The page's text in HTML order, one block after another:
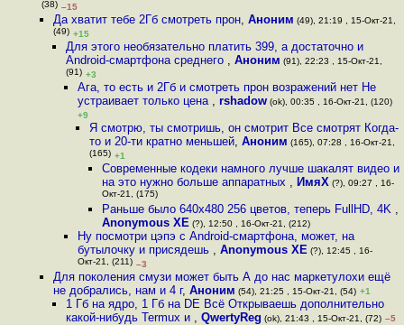
(38) –15
Да хватит тебе 2Гб смотреть прон,Аноним (49), 21:19 , 15-Окт-21,
(49) +15
Для этого необязательно платить 399, а достаточно и
Android-смартфона среднего , Аноним (91), 22:23 , 15-Окт-21,
(91) +3
Ага, то есть и 2Гб и смотреть прон возражений нет Не
устраивает только цена , rshadow(ok), 00:35 , 16-Окт-21, (120)
+9
Я смотрю, ты смотришь, он смотрит Все смотрят Когда-
то и 20-ти кратно меньшей,Аноним (165), 07:28 , 16-Окт-21,
(165) +1
Современные кодеки намного лучше шакалят видео и
на это нужно больше аппаратных , ИмяХ (?), 09:27 , 16-
Окт-21, (175)
Раньше было 640x480 256 цветов, теперь FullHD, 4K ,
Anonymous XE (?), 12:50 , 16-Окт-21, (212)
Ну посмотри цэпэ с Android-смартфона, может, на
бутылочку и присядешь , Anonymous XE (?), 12:45 , 16-
Окт-21, (211) –3
Для поколения смузи может быть А до нас маркетулохи ещё
не добрались, нам и 4 г,Аноним (54), 21:25 , 15-Окт-21, (54) +1
1 Гб на ядро, 1 Гб на DE Всё Открываешь дополнительно
какой-нибудь Termux и , QwertyReg (ok), 21:43 , 15-Окт-21, (72) –5